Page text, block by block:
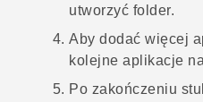
utworzyć folder.
Aby dodać więcej
kolejne aplikacje
Po zakończeniu